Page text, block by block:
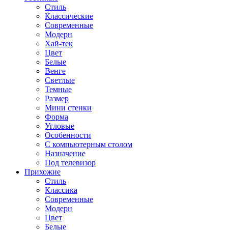
Стиль
Классические
Современные
Модерн
Хай-тек
Цвет
Белые
Венге
Светлые
Темные
Размер
Мини стенки
Форма
Угловые
Особенности
С компьютерным столом
Назначение
Под телевизор
Прихожие
Стиль
Классика
Современные
Модерн
Цвет
Белые